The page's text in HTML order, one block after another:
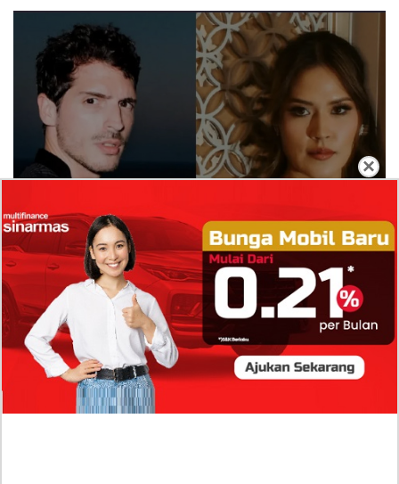
×
Molinie Terkuak, Diduga jadi Isyarat Go
Publik?
Profil Biodata Mathis Molinié, Chef Prancis Pacar
Baru Raisa Andriana yang Kini Resmi Go Publik?
Sumber Penghasilan Asila Maisa Apa Saja? Dituding
Beli Barang Branded Pakai Uang Ayah yang Jadi
Wabup!